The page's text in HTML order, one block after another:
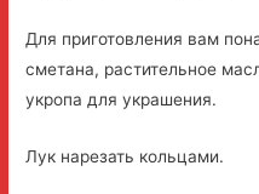
Для приготовления вам
сметана, растительное
укропа для украшения.
Лук нарезать кольцами.